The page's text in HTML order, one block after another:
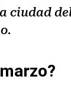
ciudad